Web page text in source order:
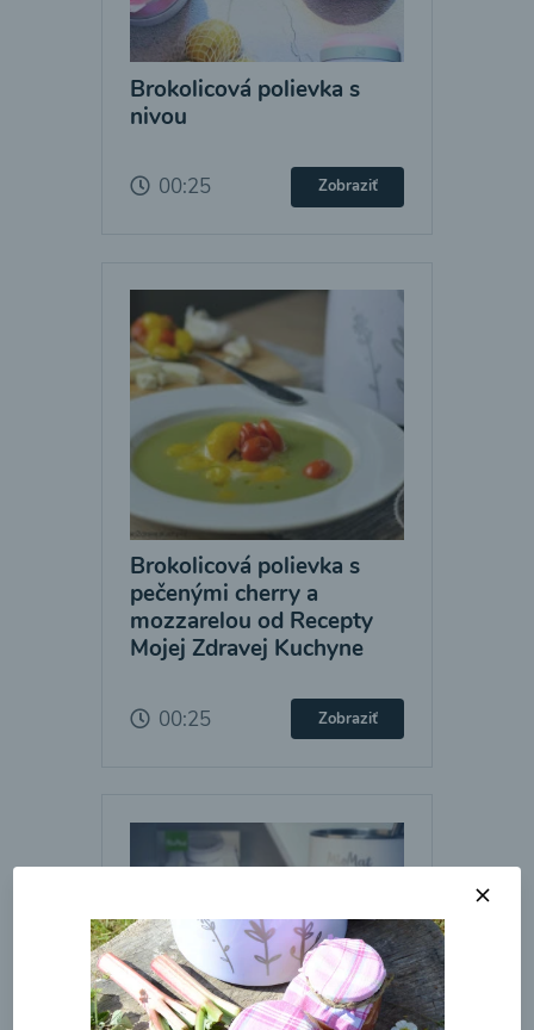
Brokolicová polievka s
nivou
00:25 Zobraziť
Brokolicová polievka s
pečenými cherry a
mozzarelou od Recepty
Mojej Zdravej Kuchyne
00:25 Zobraziť